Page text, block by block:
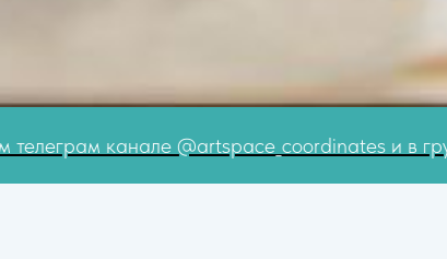
@artspace_coordinates и в группе Вконтакте